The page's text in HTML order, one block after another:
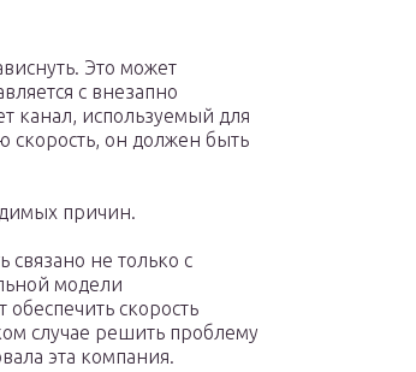
Это может
с внезапно
канал, используемый для
скорость, он должен быть
причин.
связано не только с
модели
скорость
случае решить проблему
эта компания.